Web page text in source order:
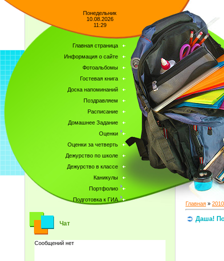
Понедельник
10.08.2026
11:29
Главная страница
Информация о сайте
Фотоальбомы
Гостевая книга
Доска напоминаний
Поздравляем
Расписание
Домашнее Задание
Оценки
Оценки за четверть
Дежурство по школе
Дежурство в классе
Каникулы
Портфолио
Подготовка к ГИА
Чат
Главная » 2010
Даша!